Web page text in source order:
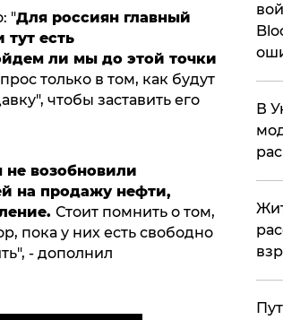
"Для россиян главный
есть
ли мы до этой точки
только в том, как будут
чтобы заставить его
не возобновили
на продажу нефти,
Стоит помнить о том,
пока у них есть свободно
- дополнил
В